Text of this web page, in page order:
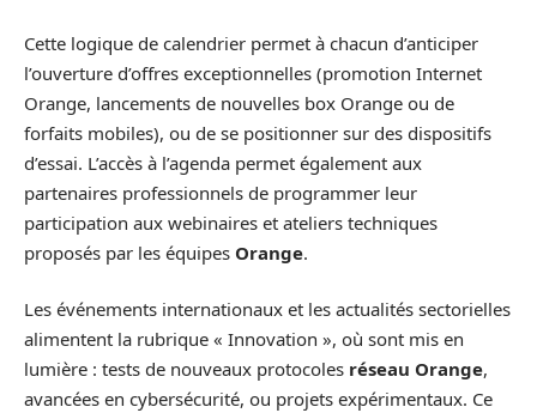
Cette logique de calendrier permet à chacun d’anticiper
l’ouverture d’offres exceptionnelles (promotion Internet
Orange, lancements de nouvelles box Orange ou de
forfaits mobiles), ou de se positionner sur des dispositifs
d’essai. L’accès à l’agenda permet également aux
partenaires professionnels de programmer leur
participation aux webinaires et ateliers techniques
proposés par les équipes Orange.
Les événements internationaux et les actualités sectorielles
alimentent la rubrique « Innovation », où sont mis en
lumière : tests de nouveaux protocoles réseau Orange,
avancées en cybersécurité, ou projets expérimentaux. Ce